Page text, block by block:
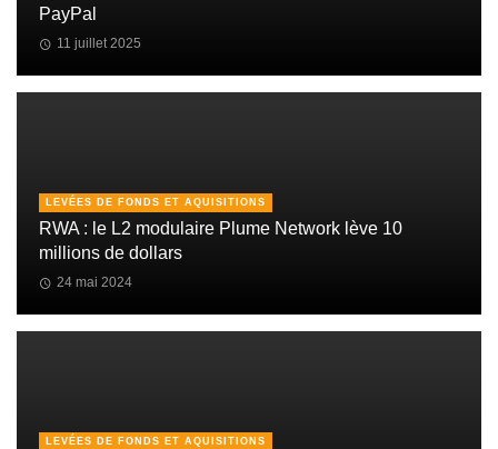
PayPal
11 juillet 2025
LEVÉES DE FONDS ET AQUISITIONS
RWA : le L2 modulaire Plume Network lève 10
millions de dollars
24 mai 2024
LEVÉES DE FONDS ET AQUISITIONS